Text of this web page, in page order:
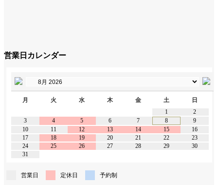
営業日カレンダー
月 火 水 木 金 土
日
1
2
3
4 5 6 7 8
9
10
11 12 13 14 15
16
17
18 19 20 21 22
23
24
25 26 27 28 29
30
31
営業日 定休日 予約制